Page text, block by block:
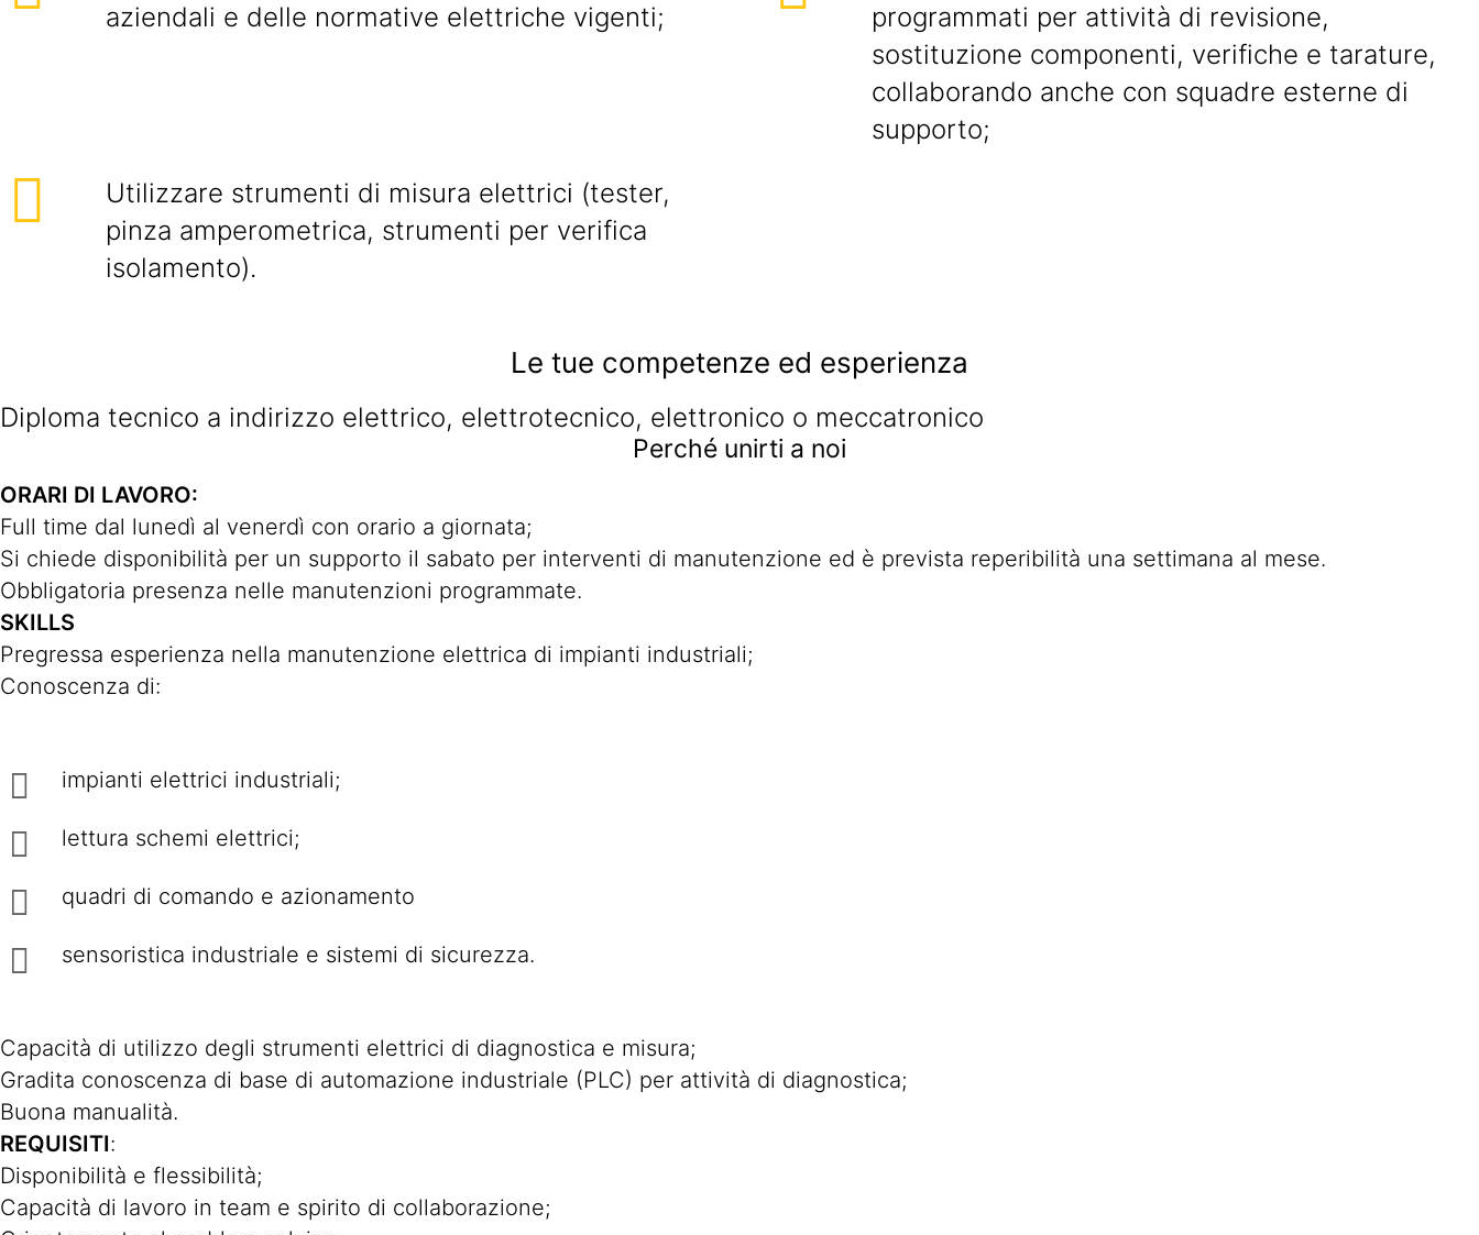
aziendali e delle normative elettriche vigenti;
programmati per attività di revisione,
sostituzione componenti, verifiche e tarature,
collaborando anche con squadre esterne di
supporto;
Utilizzare strumenti di misura elettrici (tester,
pinza amperometrica, strumenti per verifica
isolamento).
Le tue competenze ed esperienza
Diploma tecnico a indirizzo elettrico, elettrotecnico, elettronico o meccatronico
Perché unirti a noi
ORARI DI LAVORO:
Full time dal lunedì al venerdì con orario a giornata;
Si chiede disponibilità per un supporto il sabato per interventi di manutenzione ed è prevista reperibilità una settimana al mese.
Obbligatoria presenza nelle manutenzioni programmate.
SKILLS
Pregressa esperienza nella manutenzione elettrica di impianti industriali;
Conoscenza di:
impianti elettrici industriali;
lettura schemi elettrici;
quadri di comando e azionamento
sensoristica industriale e sistemi di sicurezza.
Capacità di utilizzo degli strumenti elettrici di diagnostica e misura;
Gradita conoscenza di base di automazione industriale (PLC) per attività di diagnostica;
Buona manualità.
REQUISITI:
Disponibilità e flessibilità;
Capacità di lavoro in team e spirito di collaborazione;